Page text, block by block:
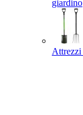
giardino
Attrezzi